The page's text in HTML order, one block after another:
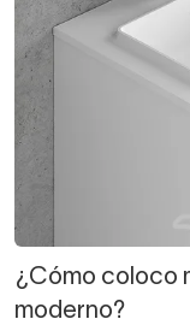
¿Cómo coloco
moderno?